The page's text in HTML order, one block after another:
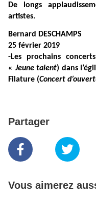
De longs
artistes.
Bernard DESCHAMPS
25 février 2019
-Les prochains
«Jeune talent) dans
Filature (Concert
Partager
Vous aimerez